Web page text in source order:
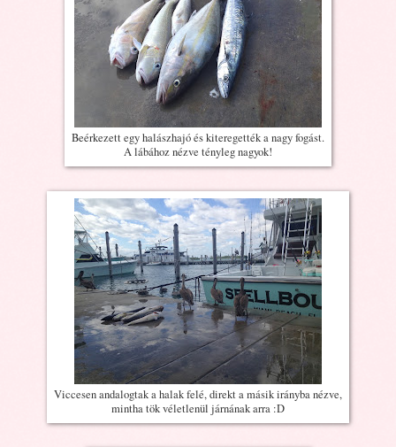
Beérkezett egy halászhajó és kiteregették a nagy fogást.
A lábához nézve tényleg nagyok!
Viccesen andalogtak a halak felé, direkt a másik irányba nézve,
mintha tök véletlenül járnának arra :D